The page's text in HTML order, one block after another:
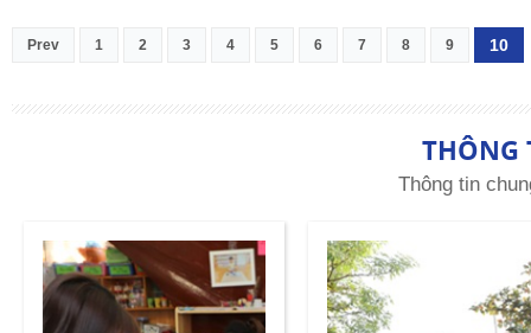
Prev 1 2 3 4 5 6 7 8 9 10
THÔNG
Thông tin